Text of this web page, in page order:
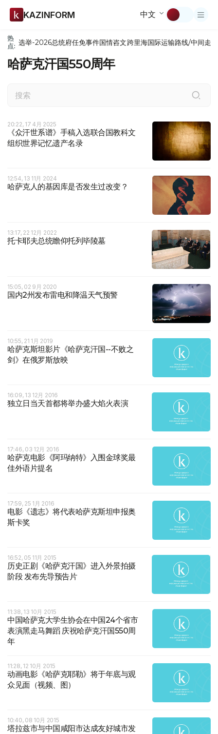
KAZINFORM 中文
热
点: 选举-2026总统府任免事件国情咨文跨里海国际运输路线/中间走廊
哈萨克汗国550周年
20:22, 17 4月 2025
《众汗世系谱》手稿入选联合国教科文
组织世界记忆遗产名录
12:54, 13 11月 2024
哈萨克人的基因库是否发生过改变？
13:17, 22 12月 2022
托卡耶夫总统瞻仰托列毕陵墓
15:05, 02 9月 2020
国内2州发布雷电和降温天气预警
10:55, 21 1月 2019
哈萨克斯坦影片《哈萨克汗国--不败之
剑》在俄罗斯放映
16:09, 13 12月 2016
独立日当天首都将举办盛大焰火表演
17:46, 03 12月 2016
哈萨克电影《阿玛纳特》入围金球奖最
佳外语片提名
17:59, 25 1月 2016
电影《遗志》将代表哈萨克斯坦申报奥
斯卡奖
16:52, 05 11月 2015
历史正剧《哈萨克汗国》进入外景拍摄
阶段 发布先导预告片
11:38, 13 10月 2015
中国哈萨克大学生协会在中国24个省市
表演黑走马舞蹈 庆祝哈萨克汗国550周
年
11:28, 12 10月 2015
动画电影《哈萨克耶勒》将于年底与观
众见面（视频、图）
10:40, 08 10月 2015
塔拉兹市与中国咸阳市达成友好城市发